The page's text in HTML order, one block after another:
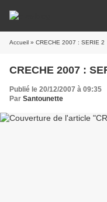
Accueil » CRECHE 2007 : SERIE 2
CRECHE 2007 :
Publié le 20/12/2007 à 09:35
Par Santounette